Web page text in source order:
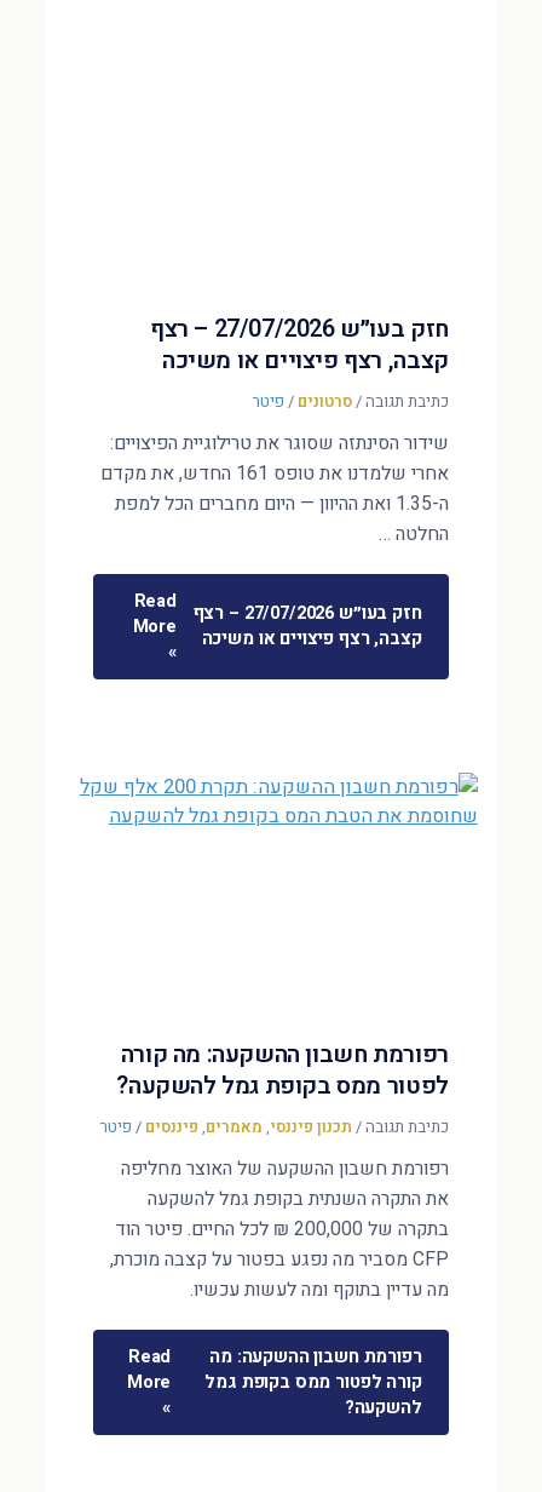
חזק בעו״ש 27/07/2026 – רצף
קצבה, רצף פיצויים או משיכה
כתיבת תגובה/סרטונים / פיטר
שידור הסינתזה שסוגר את טרילוגיית הפיצויים:
אחרי שלמדנו את טופס 161 החדש, את מקדם
ה-1.35 ואת ההיוון — היום מחברים הכל למפת
החלטה …
חזק בעו״ש 27/07/2026 – רצף
קצבה, רצף פיצויים או משיכה
Read
More
»
רפורמת חשבון ההשקעה: מה קורה
לפטור ממס בקופת גמל להשקעה?
כתיבת תגובה/ תכנון פיננסי, מאמרים, פיננסים / פיטר
רפורמת חשבון ההשקעה של האוצר מחליפה
את התקרה השנתית בקופת גמל להשקעה
בתקרה של 200,000 ₪ לכל החיים. פיטר הוד
CFP מסביר מה נפגע בפטור על קצבה מוכרת,
מה עדיין בתוקף ומה לעשות עכשיו.
רפורמת חשבון ההשקעה: מה
קורה לפטור ממס בקופת גמל
להשקעה?
Read
More
»